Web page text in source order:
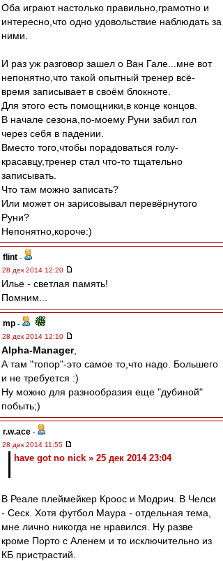
Оба играют настолько правильно,грамотно и
интересно,что одно удовольствие наблюдать за
ними.
И раз уж разговор зашел о Ван Гале...мне вот
непонятно,что такой опытный тренер всё-
время записывает в своём блокноте.
Для этого есть помощники,в конце концов.
В начале сезона,по-моему Руни забил гол
через себя в падении.
Вместо того,чтобы порадоваться голу-
красавцу,тренер стал что-то тщательно
записывать.
Что там можно записать?
Или может он зарисовывал перевёрнутого
Руни?
Непонятно,короче:)
flint -
28 дек 2014 12:20
Илье - светлая память!
Помним...
mp -
28 дек 2014 12:10
Alpha-Manager,
А там "топор"-это самое то,что надо. Большего
и не требуется :)
Ну можно для разнообразия еще "дубиной"
побыть;)
r.w.ace -
28 дек 2014 11:55
have got no nick » 25 дек 2014 23:04
В Реале плеймейкер Кроос и Модрич. В Челси
- Сеск. Хотя футбол Маура - отдельная тема,
мне лично никогда не нравился. Ну разве
кроме Порто с Аленем и то исключительно из
КБ пристрастий.